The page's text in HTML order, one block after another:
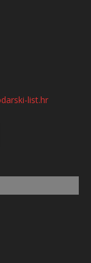
list.hr